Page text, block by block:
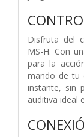
Disfruta del
MS-H. Con
para la
mando de tu
instante, sin
auditiva ideal